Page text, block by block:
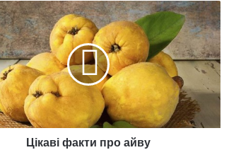
Цікаві факти про айву